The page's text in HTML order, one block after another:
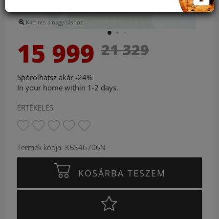
Kattints a nagyításhoz
15 999 21 329
Spórolhatsz akár -24%
In your home within 1-2 days.
ÉRTÉKELÉS
Termék kódja: KB346706N
KOSÁRBA TESZEM